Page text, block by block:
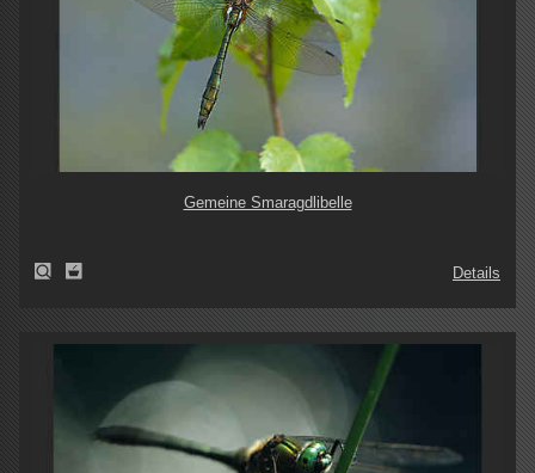
Gemeine Smaragdlibelle
Details